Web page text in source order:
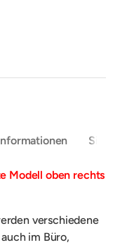
Modell oben rechts
verschiedene
im Büro,